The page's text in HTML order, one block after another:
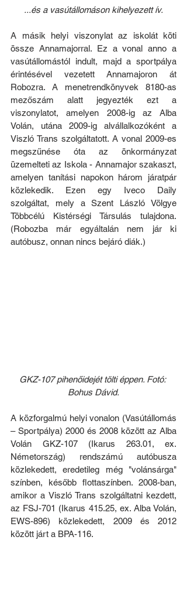
...és a vasútállomáson kihelyezett ív.
A másik helyi viszonylat az iskolát köti
össze Annamajorral. Ez a vonal anno a
vasútállomástól indult, majd a sportpálya
érintésével vezetett Annamajoron át
Robozra. A menetrendkönyvek 8180-as
mezőszám alatt jegyezték ezt a
viszonylatot, amelyen 2008-ig az Alba
Volán, utána 2009-ig alvállalkozóként a
Viszló Trans szolgáltatott. A vonal 2009-es
megszűnése óta az önkormányzat
üzemelteti az Iskola - Annamajor szakaszt,
amelyen tanítási napokon három járatpár
közlekedik. Ezen egy Iveco Daily
szolgáltat, mely a Szent László Völgye
Többcélú Kistérségi Társulás tulajdona.
(Robozba már egyáltalán nem jár ki
autóbusz, onnan nincs bejáró diák.)
GKZ-107 pihenőidejét tölti éppen. Fotó:
Bohus Dávid.
A közforgalmú helyi vonalon (Vasútállomás
– Sportpálya) 2000 és 2008 között az Alba
Volán GKZ-107 (Ikarus 263.01, ex.
Németország) rendszámú autóbusza
közlekedett, eredetileg még "volánsárga"
színben, később flottaszínben. 2008-ban,
amikor a Viszló Trans szolgáltatni kezdett,
az FSJ-701 (Ikarus 415.25, ex. Alba Volán,
EWS-896) közlekedett, 2009 és 2012
között járt a BPA-116.